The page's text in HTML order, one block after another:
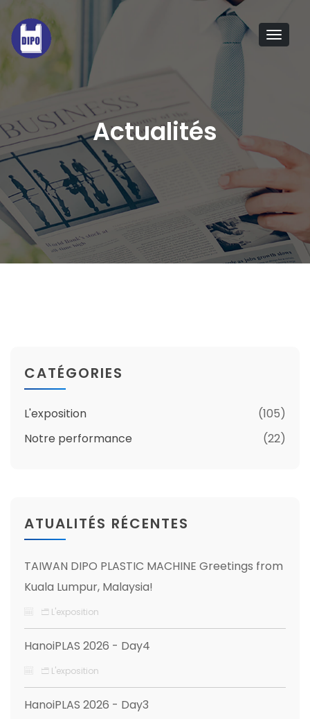
Actualités
CATÉGORIES
L'exposition
(105)
Notre performance
(22)
ATUALITÉS RÉCENTES
TAIWAN DIPO PLASTIC MACHINE Greetings from
Kuala Lumpur, Malaysia!
L'exposition
HanoiPLAS 2026 - Day4
L'exposition
HanoiPLAS 2026 - Day3